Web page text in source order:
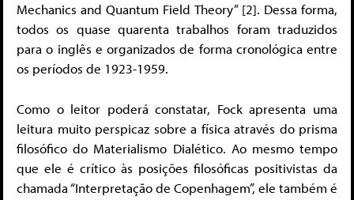
Mechanics and Quantum Field Theory” [2]. Dessa forma,
todos os quase quarenta trabalhos foram traduzidos
para o inglês e organizados de forma cronológica entre
os períodos de 1923-1959.
Como o leitor poderá constatar, Fock apresenta uma
leitura muito perspicaz sobre a física através do prisma
filosófico do Materialismo Dialético. Ao mesmo tempo
que ele é crítico às posições filosóficas positivistas da
chamada “Interpretação de Copenhagem”, ele também é